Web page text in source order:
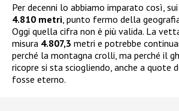
Per decenni lo abbiamo imparato così,
4.810 metri , punto fermo della
Oggi quella cifra non è più valida. La
misura 4.807,3 metri e potrebbe
perché la montagna crolli, ma perché il
ricopre si sta sciogliendo, anche a quote
fosse eterno.